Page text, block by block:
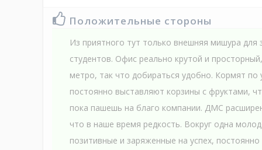
Положительные стороны
Из приятного тут только внешняя мишура для
студентов. Офис реально крутой и
метро, так что добираться удобно. Кормят по
постоянно выставляют корзины с фруктами,
пока пашешь на благо компании. ДМС
что в наше время редкость. Вокруг одна
позитивные и заряженные на успех, постоянно